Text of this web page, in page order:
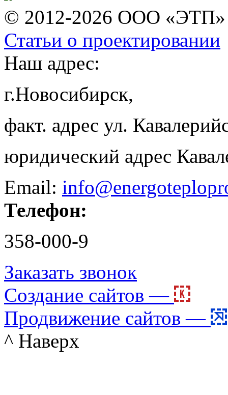
© 2012-2026 ООО «ЭТП»
Статьи о проектировании
Наш адрес:
г.Новосибирск,
факт. адрес ул.
юридический адрес
Email:
Телефон:
358-000-9
Заказать звонок
Создание сайтов —
Продвижение сайтов —
^ Наверх